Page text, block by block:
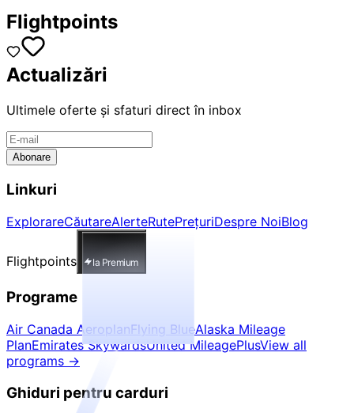
Flightpoints
Actualizări
Ultimele oferte și sfaturi direct în inbox
Abonare
Linkuri
ExplorareCăutareAlerteRutePrețuriDespre NoiBlog
Flightpoints Ia Premium
Programe
Air Canada AeroplanFlying BlueAlaska Mileage
PlanEmirates SkywardsUnited MileagePlusView all
programs →
Ghiduri pentru carduri